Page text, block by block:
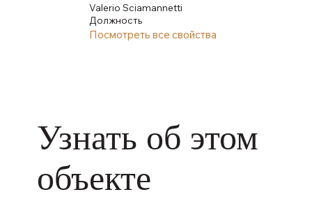
Valerio Sciamannetti
Должность
Посмотреть все свойства
Узнать об этом
объекте